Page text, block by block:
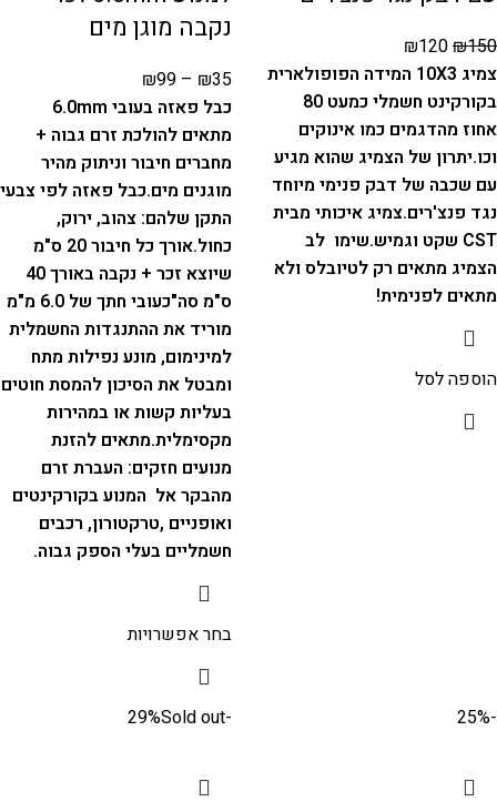
₪150
₪120
צמיג 10X3 המידה הפופולארית
בקורקינט חשמלי כמעט 80
אחוז מהדגמים כמו אינוקים
וכו.יתרון של הצמיג שהוא מגיע
עם שכבה של דבק פנימי מיוחד
נגד פנצ'רים.צמיג איכותי מבית
CST שקט וגמיש.
שימו לב
הצמיג מתאים רק לטיובלס ולא
מתאים לפנימית!
הוספה לסל
נקבה מוגן מים
₪35
–
₪99
כבל פאזה בעובי 6.0mm
מתאים להולכת זרם גבוה +
מחברים חיבור וניתוק מהיר
מוגנים מים.כבל פאזה לפי צבעי
התקן שלהם: צהוב, ירוק,
כחול.
אורך כל חיבור 20 ס"מ
שיוצא זכר + נקבה באורך 40
ס"מ סה"כ
עובי חתך של 6.0 מ"מ
מוריד את ההתנגדות החשמלית
למינימום, מונע נפילות מתח
ומבטל את הסיכון להמסת חוטים
בעליות קשות או במהירות
מקסימלית.מתאים להזנת
מנועים חזקים: העברת זרם
מהבקר אל המנוע בקורקינטים
ואופניים ,טרקטורון, רכבים
חשמליים בעלי הספק גבוה.
בחר אפשרויות
-25%
-29%
Sold out